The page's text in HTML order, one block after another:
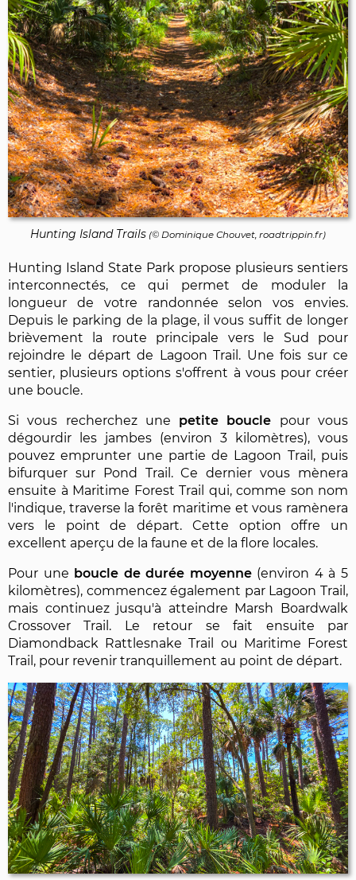
Hunting Island Trails (© Dominique Chouvet , roadtrippin.fr)
Hunting Island State Park propose plusieurs sentiers
interconnectés, ce qui permet de moduler la
longueur de votre randonnée selon vos envies.
Depuis le parking de la plage, il vous suffit de longer
brièvement la route principale vers le Sud pour
rejoindre le départ de Lagoon Trail. Une fois sur ce
sentier, plusieurs options s'offrent à vous pour créer
une boucle.
Si vous recherchez une petite boucle pour vous
dégourdir les jambes (environ 3 kilomètres), vous
pouvez emprunter une partie de Lagoon Trail, puis
bifurquer sur Pond Trail. Ce dernier vous mènera
ensuite à Maritime Forest Trail qui, comme son nom
l'indique, traverse la forêt maritime et vous ramènera
vers le point de départ. Cette option offre un
excellent aperçu de la faune et de la flore locales.
Pour une boucle de durée moyenne(environ 4 à 5
kilomètres), commencez également par Lagoon Trail,
mais continuez jusqu'à atteindre Marsh Boardwalk
Crossover Trail. Le retour se fait ensuite par
Diamondback Rattlesnake Trail ou Maritime Forest
Trail, pour revenir tranquillement au point de départ.